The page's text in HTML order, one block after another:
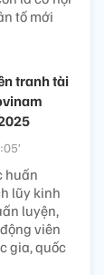
tố mới
tranh tài
huấn
lũy kinh
luyện,
viên
gia, quốc